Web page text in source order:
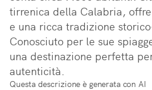
tirrenica della Calabria,
e una ricca tradizione
Conosciuto per le sue
una destinazione perfetta
autenticità.
Questa descrizione è generata con AI